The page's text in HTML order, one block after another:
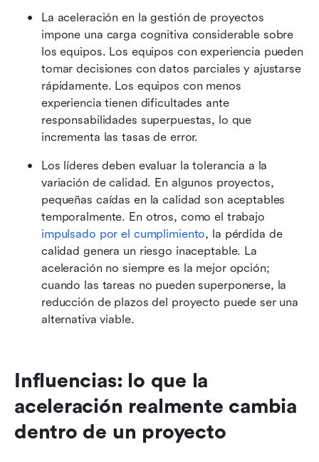
La aceleración en la gestión de proyectos
impone una carga cognitiva considerable sobre
los equipos. Los equipos con experiencia pueden
tomar decisiones con datos parciales y ajustarse
rápidamente. Los equipos con menos
experiencia tienen dificultades ante
responsabilidades superpuestas, lo que
incrementa las tasas de error.
Los líderes deben evaluar la tolerancia a la
variación de calidad. En algunos proyectos,
pequeñas caídas en la calidad son aceptables
impulsado por el cumplimiento, la pérdida de
calidad genera un riesgo inaceptable. La
aceleración no siempre es la mejor opción;
cuando las tareas no pueden superponerse, la
reducción de plazos del proyecto puede ser una
alternativa viable.
Influencias: lo que la
aceleración realmente cambia
dentro de un proyecto